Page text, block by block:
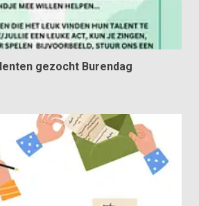
gezocht Burendag